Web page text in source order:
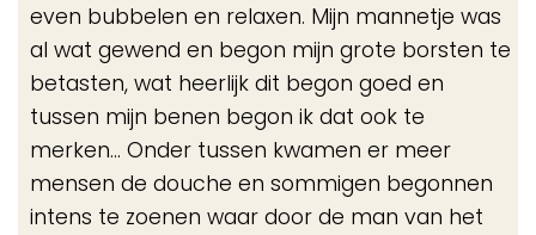
even bubbelen en relaxen. Mijn mannetje was
al wat gewend en begon mijn grote borsten te
betasten, wat heerlijk dit begon goed en
tussen mijn benen begon ik dat ook te
merken… Onder tussen kwamen er meer
mensen de douche en sommigen begonnen
intens te zoenen waar door de man van het